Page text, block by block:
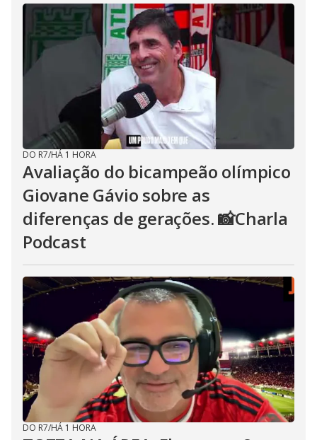
DO R7/HÁ 1 HORA
Avaliação do bicampeão olímpico
Giovane Gávio sobre as
diferenças de gerações. 📸Charla
Podcast
DO R7/HÁ 1 HORA